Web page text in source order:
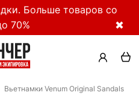
Больше товаров со
70%
✖
Вьетнамки Venum Original Sandals